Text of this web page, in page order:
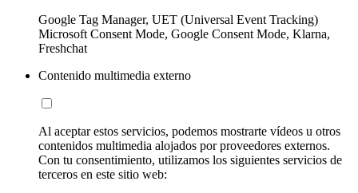
Google Tag Manager, UET (Universal Event Tracking)
Microsoft Consent Mode, Google Consent Mode, Klarna,
Freshchat
Contenido multimedia externo
Al aceptar estos servicios, podemos mostrarte vídeos u otros
contenidos multimedia alojados por proveedores externos.
Con tu consentimiento, utilizamos los siguientes servicios de
terceros en este sitio web: